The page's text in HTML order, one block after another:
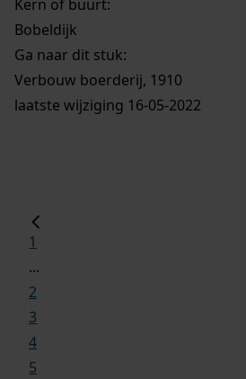
Kern of buurt:
Bobeldijk
Ga naar dit stuk:
Verbouw boerderij, 1910
laatste wijziging 16-05-2022
1
...
2
3
4
5